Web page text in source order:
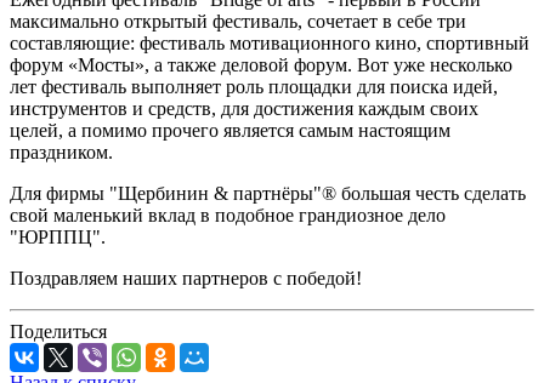
максимально открытый фестиваль, сочетает в себе три
составляющие: фестиваль мотивационного кино, спортивный
форум «Мосты», а также деловой форум. Вот уже несколько
лет фестиваль выполняет роль площадки для поиска идей,
инструментов и средств, для достижения каждым своих
целей, а помимо прочего является самым настоящим
праздником.
Для фирмы "Щербинин & партнёры"® большая честь сделать
свой маленький вклад в подобное грандиозное дело
"ЮРППЦ".
Поздравляем наших партнеров с победой!
Поделиться